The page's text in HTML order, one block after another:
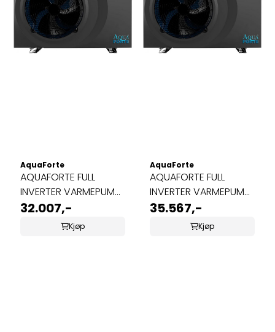
AquaForte
AQUAFORTE FULL
INVERTER VARMEPUMPE
15,3KW
32.007,-
Kjøp
AquaForte
AQUAFORTE FULL
INVERTER VARMEPUMPE
18KW
35.567,-
Kjøp